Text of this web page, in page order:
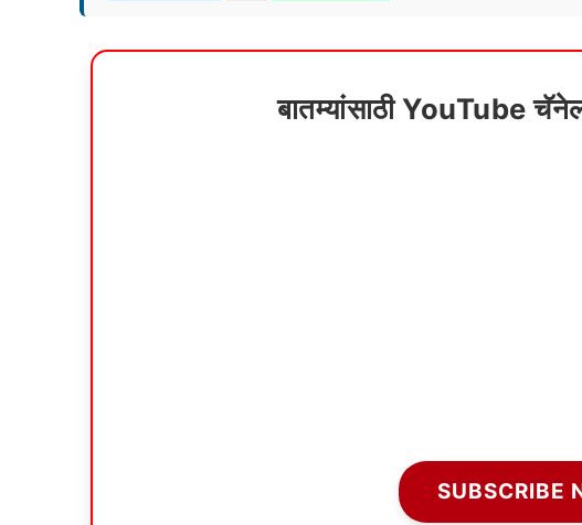
बातम्यांसाठी YouTube
SUBSCRIBE